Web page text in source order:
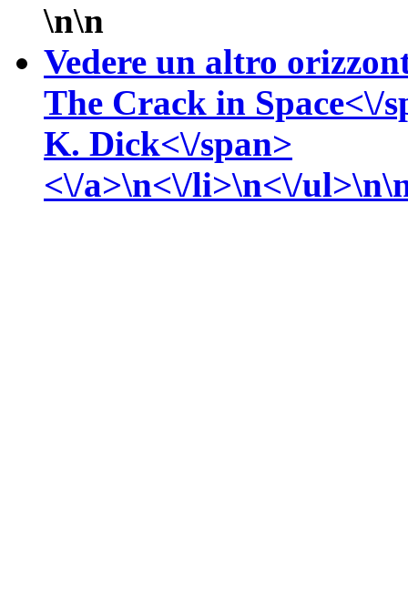
\n\n
Vedere un altro
The Crack in Space<\/
K. Dick<\/span>
<\/a>\n<\/li>\n<\/